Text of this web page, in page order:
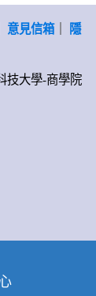
意見信箱｜
隱
技大學-商學院